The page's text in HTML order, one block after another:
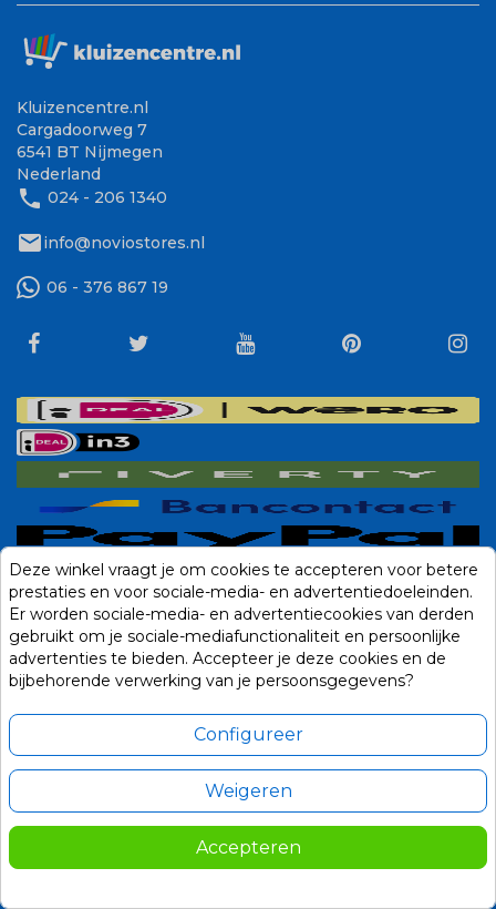
Kluizencentre.nl
Cargadoorweg 7
6541 BT Nijmegen
Nederland
phone 024 - 206 1340
mailinfo@noviostores.nl
06 - 376 867 19
Deze winkel vraagt je om cookies te accepteren voor betere
prestaties en voor sociale-media- en advertentiedoeleinden.
Er worden sociale-media- en advertentiecookies van derden
gebruikt om je sociale-mediafunctionaliteit en persoonlijke
advertenties te bieden. Accepteer je deze cookies en de
bijbehorende verwerking van je persoonsgegevens?
Configureer
Weigeren
Accepteren